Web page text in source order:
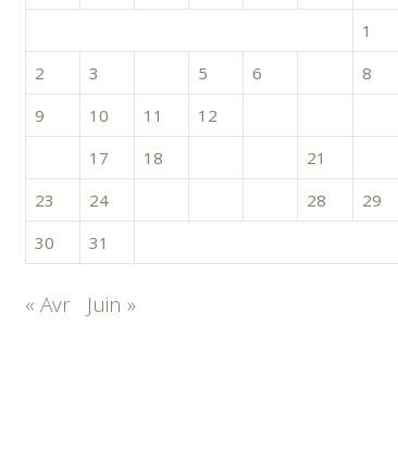
1
2
3 5 6
8
9
10 11 12
17 18 21
23
24 28
29
30
31
« Avr Juin »